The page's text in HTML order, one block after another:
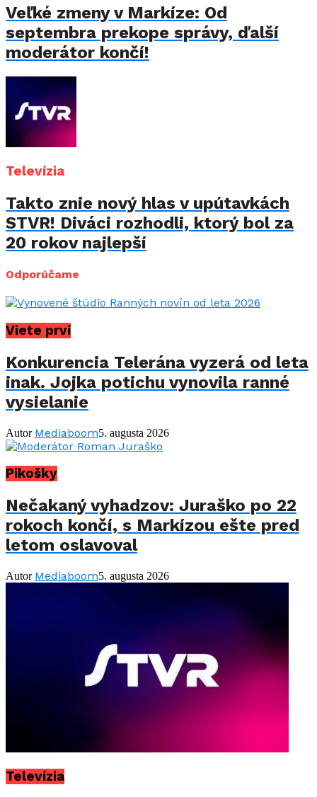
Veľké zmeny v Markíze: Od
septembra prekope správy, ďalší
moderátor končí!
Televízia
Takto znie nový hlas v upútavkách
STVR! Diváci rozhodli, ktorý bol za
20 rokov najlepší
Odporúčame
Viete prví
Konkurencia Telerána vyzerá od leta
inak. Jojka potichu vynovila ranné
vysielanie
Autor Mediaboom5. augusta 2026
Pikošky
Nečakaný vyhadzov: Juraško po 22
rokoch končí, s Markízou ešte pred
letom oslavoval
Autor Mediaboom5. augusta 2026
Televízia